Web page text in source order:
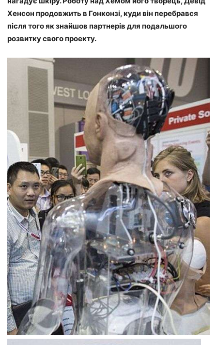
Хенсон продовжить в Гонконзі, куди він перебрався
після того як знайшов партнерів для подальшого
розвитку свого проекту.